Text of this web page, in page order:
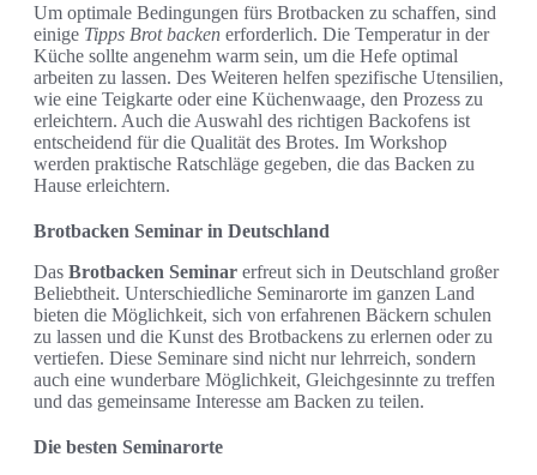
Um optimale Bedingungen fürs Brotbacken zu schaffen, sind
einige Tipps Brot backen erforderlich. Die Temperatur in der
Küche sollte angenehm warm sein, um die Hefe optimal
arbeiten zu lassen. Des Weiteren helfen spezifische Utensilien,
wie eine Teigkarte oder eine Küchenwaage, den Prozess zu
erleichtern. Auch die Auswahl des richtigen Backofens ist
entscheidend für die Qualität des Brotes. Im Workshop
werden praktische Ratschläge gegeben, die das Backen zu
Hause erleichtern.
Brotbacken Seminar in Deutschland
Das Brotbacken Seminar erfreut sich in Deutschland großer
Beliebtheit. Unterschiedliche Seminarorte im ganzen Land
bieten die Möglichkeit, sich von erfahrenen Bäckern schulen
zu lassen und die Kunst des Brotbackens zu erlernen oder zu
vertiefen. Diese Seminare sind nicht nur lehrreich, sondern
auch eine wunderbare Möglichkeit, Gleichgesinnte zu treffen
und das gemeinsame Interesse am Backen zu teilen.
Die besten Seminarorte